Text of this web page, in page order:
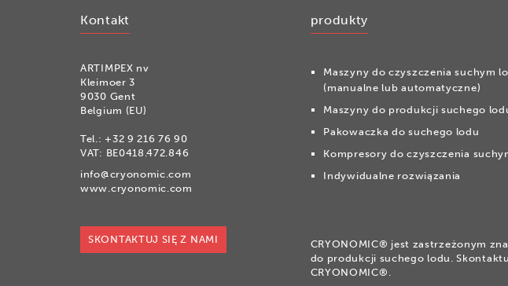
Kontakt
ARTIMPEX nv
Kleimoer 3
9030 Gent
Belgium (EU)
Tel.: +32 9 216 76 90
VAT: BE0418.472.846
info@cryonomic.com
www.cryonomic.com
SKONTAKTUJ SIĘ Z NAMI
produkty
Maszyny do czyszczenia suchym
(manualne lub automatyczne)
Maszyny do produkcji suchego
Pakowaczka do suchego lodu
Kompresory do czyszczenia
Indywidualne rozwiązania
CRYONOMIC® jest zastrzeżonym
do produkcji suchego lodu.
CRYONOMIC®.